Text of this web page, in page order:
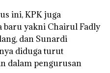
ini, KPK juga
baru yakni Chairul Fadly
dan Sunardi
diduga turut
dalam pengurusan